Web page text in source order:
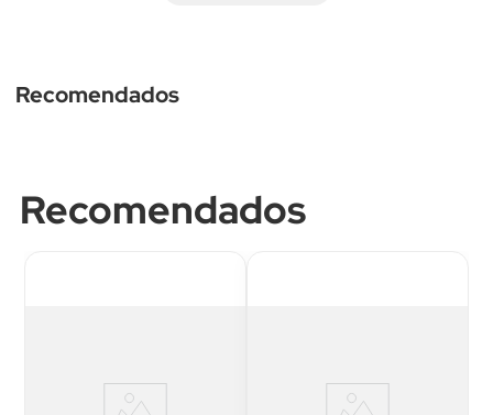
Recomendados
Recomendados